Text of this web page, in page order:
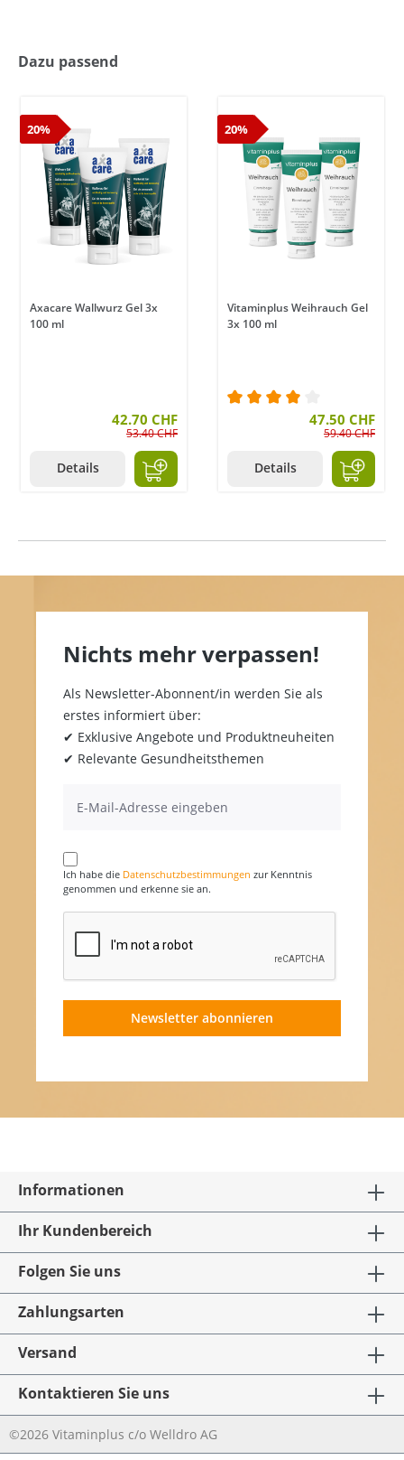
Dazu passend
20%
Axacare Wallwurz Gel 3x
100 ml
42.70 CHF
53.40 CHF
Details
20%
Vitaminplus Weihrauch Gel
3x 100 ml
Durchschnittliche
47.50 CHF
59.40 CHF
Details
Nichts mehr verpassen!
Als Newsletter-Abonnent/in werden Sie als
erstes informiert über:
✔ Exklusive Angebote und Produktneuheiten
✔ Relevante Gesundheitsthemen
Ich habe die Datenschutzbestimmungen zur Kenntnis
genommen und erkenne sie an.
Newsletter abonnieren
Informationen
Ihr Kundenbereich
Folgen Sie uns
Zahlungsarten
Versand
Kontaktieren Sie uns
©2026 Vitaminplus c/o Welldro AG